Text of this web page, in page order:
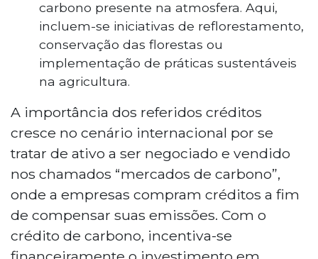
carbono presente na atmosfera. Aqui,
incluem-se iniciativas de reflorestamento,
conservação das florestas ou
implementação de práticas sustentáveis
na agricultura.
A importância dos referidos créditos
cresce no cenário internacional por se
tratar de ativo a ser negociado e vendido
nos chamados “mercados de carbono”,
onde a empresas compram créditos a fim
de compensar suas emissões. Com o
crédito de carbono, incentiva-se